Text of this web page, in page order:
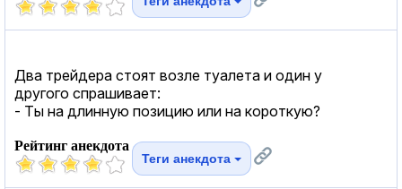
Два трейдера стоят возле туалета и один у
другого спрашивает:
- Ты на длинную позицию или на короткую?
Рейтинг анекдота
Теги анекдота